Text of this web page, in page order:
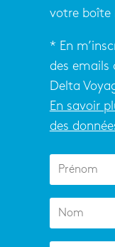
votre boîte
* En
des emails
Delta
En savoir
des